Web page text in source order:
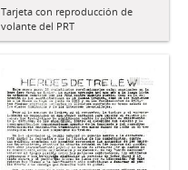
Tarjeta con reproducción de
volante del PRT